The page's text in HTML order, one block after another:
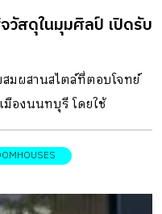
นค้า ขณะที่ด้านหน้าก็กลาย
นตัว m โดยระบบเฟรม
ยนได้อย่างยืดหยุ่น ขึ้นอยู่
น่ายนั้น ๆ และในช่อง
างของโครงสร้าง
ปัตยกรรม […]
วัสดุในมุมศิลป์ เปิดรับ
มผสานสไตล์ที่ตอบโจทย์
องนนทบุรี โดยใช้
ารออกแบบทั้งพื้นที่บริบท
ภาพแวดล้อมที่จำเป็นต่อ
แนวคิดการ